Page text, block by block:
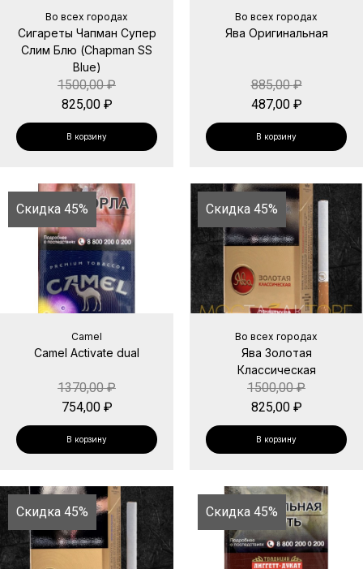
Во всех городах
Сигареты Чапман Супер
Слим Блю (Chapman SS
Blue)
1500,00₽
825,00 ₽
В корзину
Во всех городах
Ява Оригинальная
885,00₽
487,00 ₽
В корзину
Скидка 45%
Camel
Camel Activate dual
1370,00₽
754,00 ₽
В корзину
Скидка 45%
Во всех городах
Ява Золотая
Классическая
1500,00₽
825,00 ₽
В корзину
Скидка 45% Скидка 45%